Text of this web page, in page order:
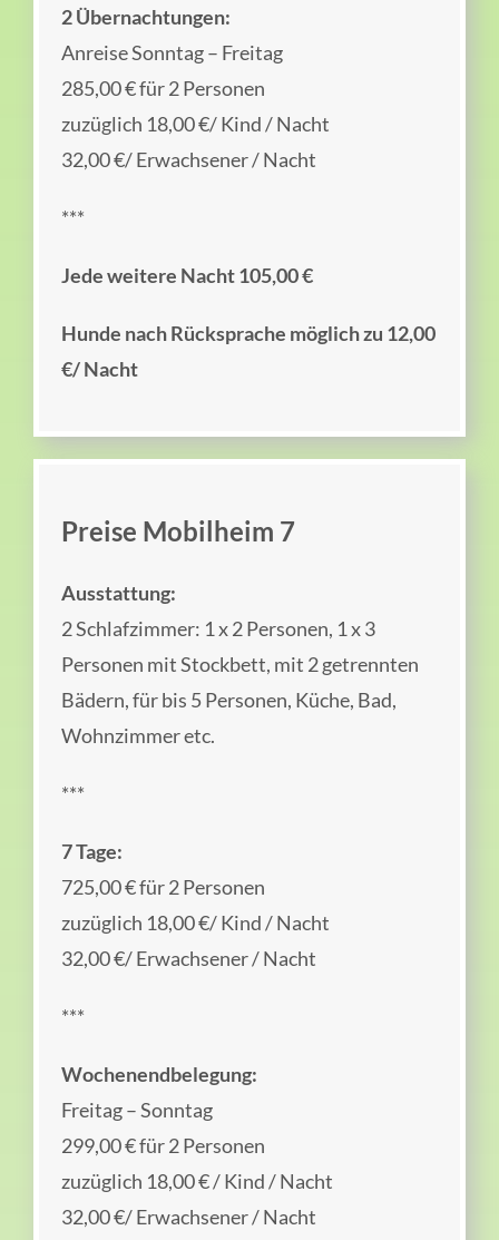
2 Übernachtungen:
Anreise Sonntag – Freitag
285,00 € für 2 Personen
zuzüglich 18,00 €/ Kind / Nacht
32,00 €/ Erwachsener / Nacht
***
Jede weitere Nacht 105,00 €
Hunde nach Rücksprache möglich zu 12,00
€/ Nacht
Preise Mobilheim 7
Ausstattung:
2 Schlafzimmer: 1 x 2 Personen, 1 x 3
Personen mit Stockbett, mit 2 getrennten
Bädern, für bis 5 Personen, Küche, Bad,
Wohnzimmer etc.
***
7 Tage:
725,00 € für 2 Personen
zuzüglich 18,00 €/ Kind / Nacht
32,00 €/ Erwachsener / Nacht
***
Wochenendbelegung:
Freitag – Sonntag
299,00 € für 2 Personen
zuzüglich 18,00 € / Kind / Nacht
32,00 €/ Erwachsener / Nacht